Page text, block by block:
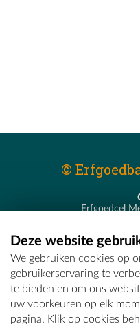
©
Erfgoedcel
T -
E -
Deze website
We gebruiken cookies op
gebruikerservaring te
te bieden en om ons
uw voorkeuren op elk
pagina. Klik op cookies